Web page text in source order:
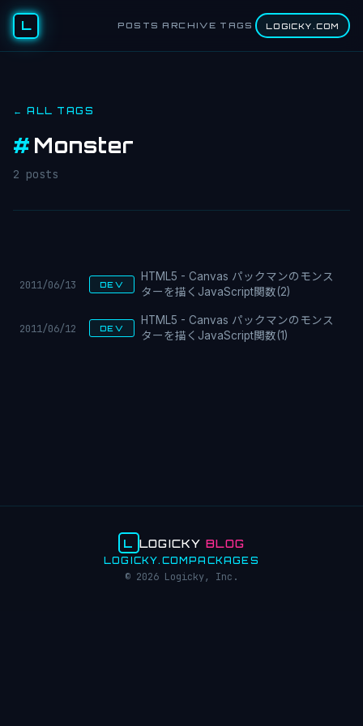
L POSTS ARCHIVE TAGS LOGICKY.COM
← ALL TAGS
# Monster
2 posts
2011/06/13 DEV
HTML5 - Canvas パックマンのモンス
ターを描くJavaScript関数(2)
2011/06/12 DEV
HTML5 - Canvas パックマンのモンス
ターを描くJavaScript関数(1)
L LOGICKYBLOG
LOGICKY.COM PACKAGES
© 2026 Logicky, Inc.